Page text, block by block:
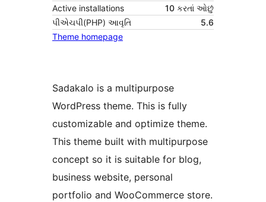
Active installations
10 કરતાં ઓછું
પીએચપી(PHP) આવૃતિ
5.6
Theme homepage
Sadakalo is a multipurpose
WordPress theme. This is fully
customizable and optimize theme.
This theme built with multipurpose
concept so it is suitable for blog,
business website, personal
portfolio and WooCommerce store.